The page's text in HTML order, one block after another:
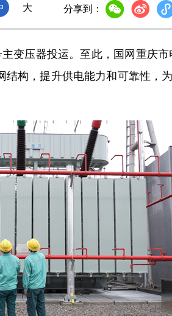
大 分享到：
压器投运。至此，国网重庆市
构，提升供电能力和可靠性，